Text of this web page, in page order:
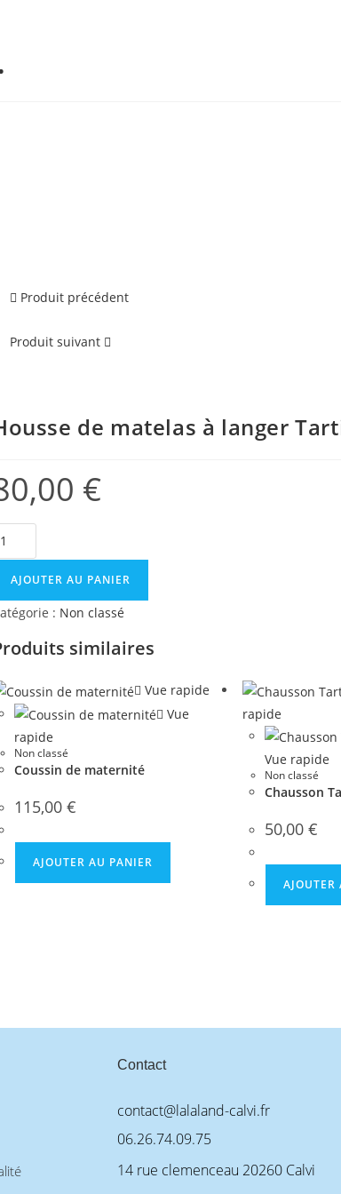
Produit précédent
Produit suivant
de matelas à langer
€
AJOUTER AU PANIER
: Non classé
similaires
Vue rapide
Vue
rapide
Non classé
Coussin de maternité
115,00 €
AJOUTER AU PANIER
rapide
Vue rapide
Non classé
Chausson
50,00 €
AJOUTER
Contact
contact@lalaland-calvi.fr
06.26.74.09.75
14 rue clemenceau 20260 Calvi